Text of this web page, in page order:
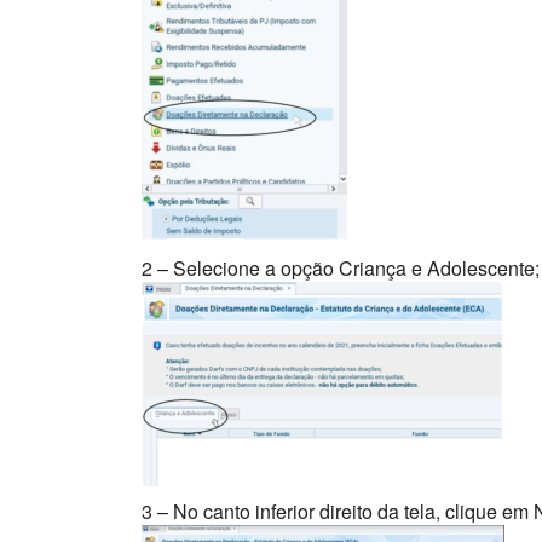
2 – Selecione a opção Criança e Adolescente;
3 – No canto inferior direito da tela, clique em